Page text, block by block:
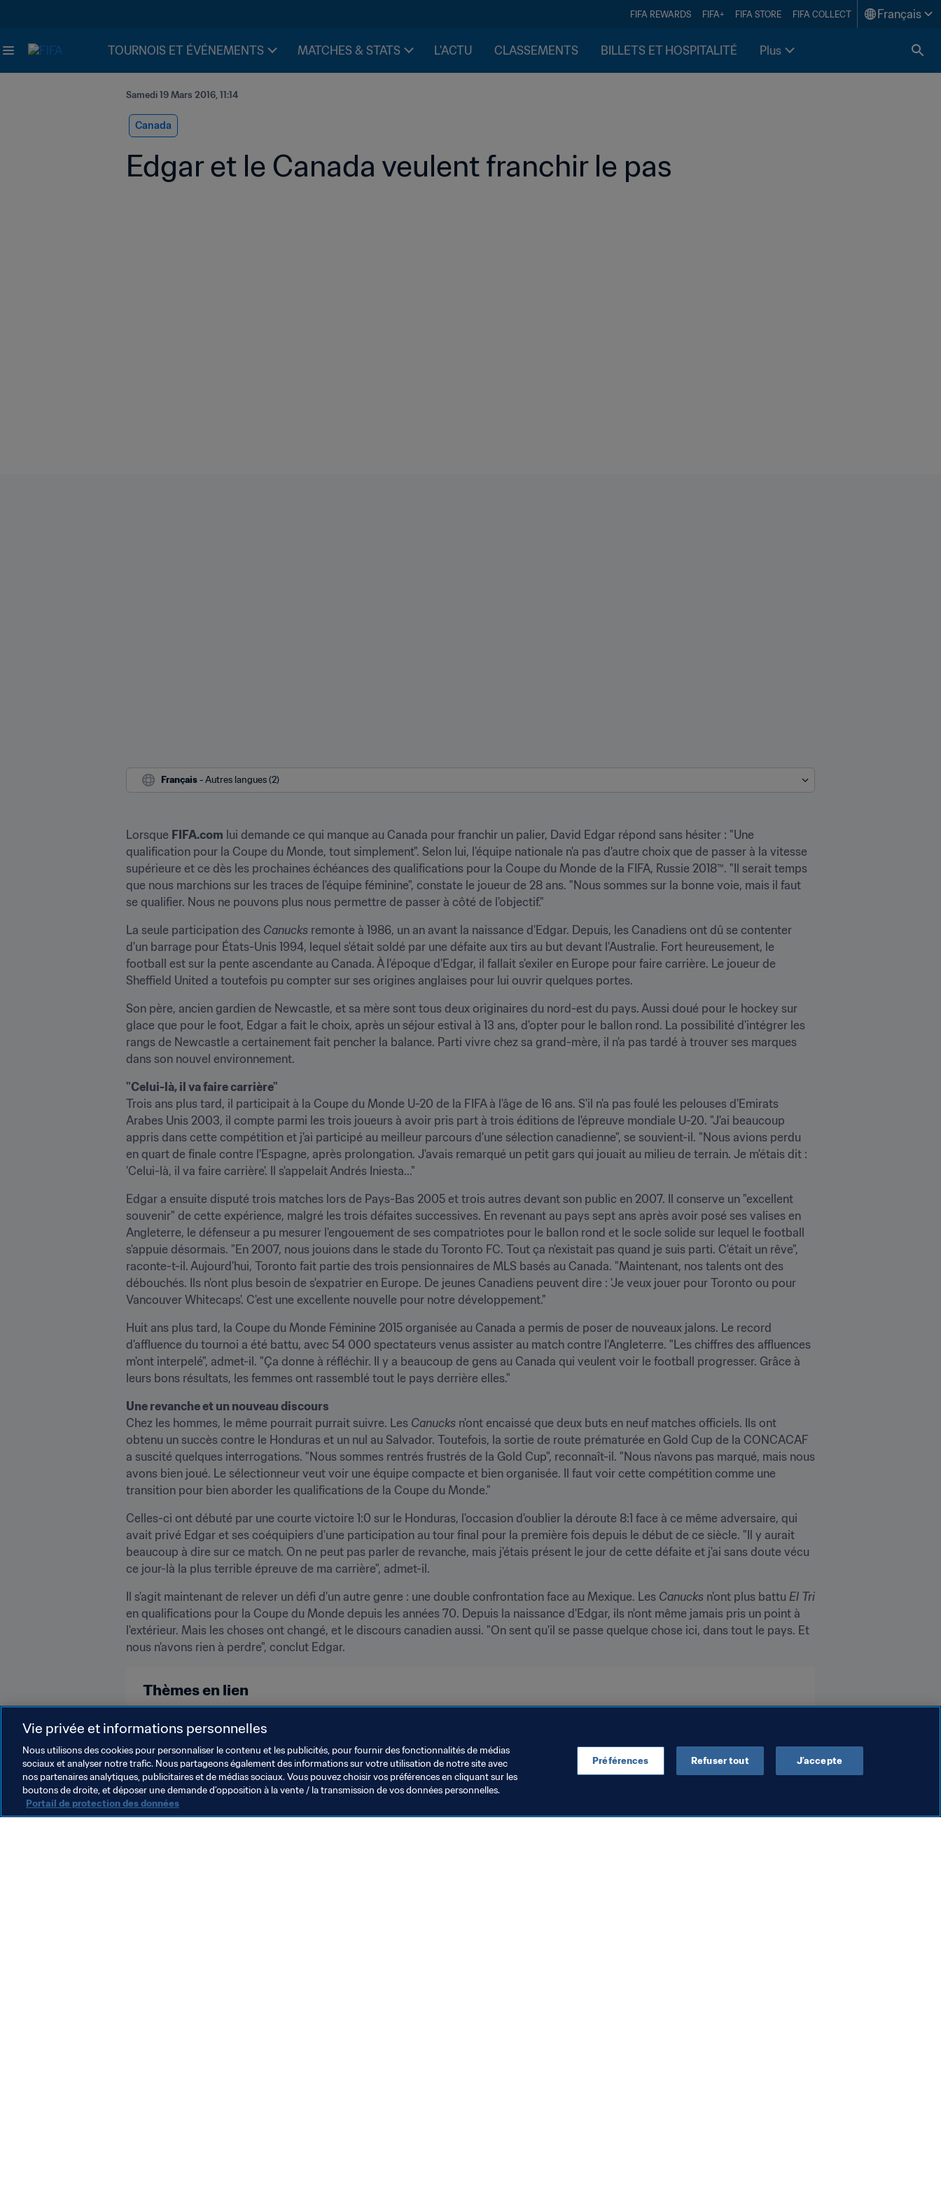
FIFA REWARDS FIFA+ FIFA STORE FIFA COLLECT Français
TOURNOIS ET ÉVÉNEMENTS MATCHES & STATS L'ACTU CLASSEMENTS BILLETS ET HOSPITALITÉ Plus
Samedi 19 Mars 2016, 11:14
Canada
Edgar et le Canada veulent franchir le pas
Français - Autres langues (2)
Lorsque FIFA.com lui demande ce qui manque au Canada pour franchir un palier, David Edgar répond sans hésiter : "Une
qualification pour la Coupe du Monde, tout simplement". Selon lui, l'équipe nationale n'a pas d'autre choix que de passer à la vitesse
supérieure et ce dès les prochaines échéances des qualifications pour la Coupe du Monde de la FIFA, Russie 2018™. "Il serait temps
que nous marchions sur les traces de l'équipe féminine", constate le joueur de 28 ans. "Nous sommes sur la bonne voie, mais il faut
se qualifier. Nous ne pouvons plus nous permettre de passer à côté de l'objectif."
La seule participation des Canucks remonte à 1986, un an avant la naissance d'Edgar. Depuis, les Canadiens ont dû se contenter
d'un barrage pour États-Unis 1994, lequel s'était soldé par une défaite aux tirs au but devant l'Australie. Fort heureusement, le
football est sur la pente ascendante au Canada. À l'époque d'Edgar, il fallait s'exiler en Europe pour faire carrière. Le joueur de
Sheffield United a toutefois pu compter sur ses origines anglaises pour lui ouvrir quelques portes.
Son père, ancien gardien de Newcastle, et sa mère sont tous deux originaires du nord-est du pays. Aussi doué pour le hockey sur
glace que pour le foot, Edgar a fait le choix, après un séjour estival à 13 ans, d'opter pour le ballon rond. La possibilité d'intégrer les
rangs de Newcastle a certainement fait pencher la balance. Parti vivre chez sa grand-mère, il n'a pas tardé à trouver ses marques
dans son nouvel environnement.
"Celui-là, il va faire carrière"
Trois ans plus tard, il participait à la Coupe du Monde U-20 de la FIFA à l'âge de 16 ans. S'il n'a pas foulé les pelouses d'Emirats
Arabes Unis 2003, il compte parmi les trois joueurs à avoir pris part à trois éditions de l'épreuve mondiale U-20. "J'ai beaucoup
appris dans cette compétition et j'ai participé au meilleur parcours d'une sélection canadienne", se souvient-il. "Nous avions perdu
en quart de finale contre l'Espagne, après prolongation. J'avais remarqué un petit gars qui jouait au milieu de terrain. Je m'étais dit :
'Celui-là, il va faire carrière'. Il s'appelait Andrés Iniesta..."
Edgar a ensuite disputé trois matches lors de Pays-Bas 2005 et trois autres devant son public en 2007. Il conserve un "excellent
souvenir" de cette expérience, malgré les trois défaites successives. En revenant au pays sept ans après avoir posé ses valises en
Angleterre, le défenseur a pu mesurer l'engouement de ses compatriotes pour le ballon rond et le socle solide sur lequel le football
s'appuie désormais. "En 2007, nous jouions dans le stade du Toronto FC. Tout ça n'existait pas quand je suis parti. C'était un rêve",
raconte-t-il. Aujourd'hui, Toronto fait partie des trois pensionnaires de MLS basés au Canada. "Maintenant, nos talents ont des
débouchés. Ils n'ont plus besoin de s'expatrier en Europe. De jeunes Canadiens peuvent dire : 'Je veux jouer pour Toronto ou pour
Vancouver Whitecaps'. C'est une excellente nouvelle pour notre développement."
Huit ans plus tard, la Coupe du Monde Féminine 2015 organisée au Canada a permis de poser de nouveaux jalons. Le record
d'affluence du tournoi a été battu, avec 54 000 spectateurs venus assister au match contre l'Angleterre. "Les chiffres des affluences
m'ont interpelé", admet-il. "Ça donne à réfléchir. Il y a beaucoup de gens au Canada qui veulent voir le football progresser. Grâce à
leurs bons résultats, les femmes ont rassemblé tout le pays derrière elles."
Une revanche et un nouveau discours
Chez les hommes, le même pourrait purrait suivre. Les Canucks n'ont encaissé que deux buts en neuf matches officiels. Ils ont
obtenu un succès contre le Honduras et un nul au Salvador. Toutefois, la sortie de route prématurée en Gold Cup de la CONCACAF
a suscité quelques interrogations. "Nous sommes rentrés frustrés de la Gold Cup", reconnaît-il. "Nous n'avons pas marqué, mais nous
avons bien joué. Le sélectionneur veut voir une équipe compacte et bien organisée. Il faut voir cette compétition comme une
transition pour bien aborder les qualifications de la Coupe du Monde."
Celles-ci ont débuté par une courte victoire 1:0 sur le Honduras, l'occasion d'oublier la déroute 8:1 face à ce même adversaire, qui
avait privé Edgar et ses coéquipiers d'une participation au tour final pour la première fois depuis le début de ce siècle. "Il y aurait
beaucoup à dire sur ce match. On ne peut pas parler de revanche, mais j'étais présent le jour de cette défaite et j'ai sans doute vécu
ce jour-là la plus terrible épreuve de ma carrière", admet-il.
Il s'agit maintenant de relever un défi d'un autre genre : une double confrontation face au Mexique. Les Canucks n'ont plus battu
en qualifications pour la Coupe du Monde depuis les années 70. Depuis la naissance d'Edgar, ils n'ont même jamais pris un point à
l'extérieur. Mais les choses ont changé, et le discours canadien aussi. "On sent qu'il se passe quelque chose ici, dans tout le pays. Et
nous n'avons rien à perdre", conclut Edgar.
Thèmes en lien
Canada Mexico Concacaf
Vie privée et informations personnelles
Nous utilisons des cookies pour personnaliser le contenu et les publicités, pour fournir des fonctionnalités de médias
sociaux et analyser notre trafic. Nous partageons également des informations sur votre utilisation de notre site avec
nos partenaires analytiques, publicitaires et de médias sociaux. Vous pouvez choisir vos préférences en cliquant sur les
boutons de droite, et déposer une demande d’opposition à la vente / la transmission de vos données personnelles.
Portail de protection des données
Préférences Refuser tout J’accepte